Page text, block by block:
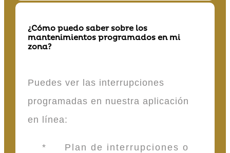
¿Cómo puedo saber sobre los
mantenimientos programados en mi
zona?
Puedes ver las interrupciones
programadas en nuestra aplicación
en línea:
* Plan de interrupciones o